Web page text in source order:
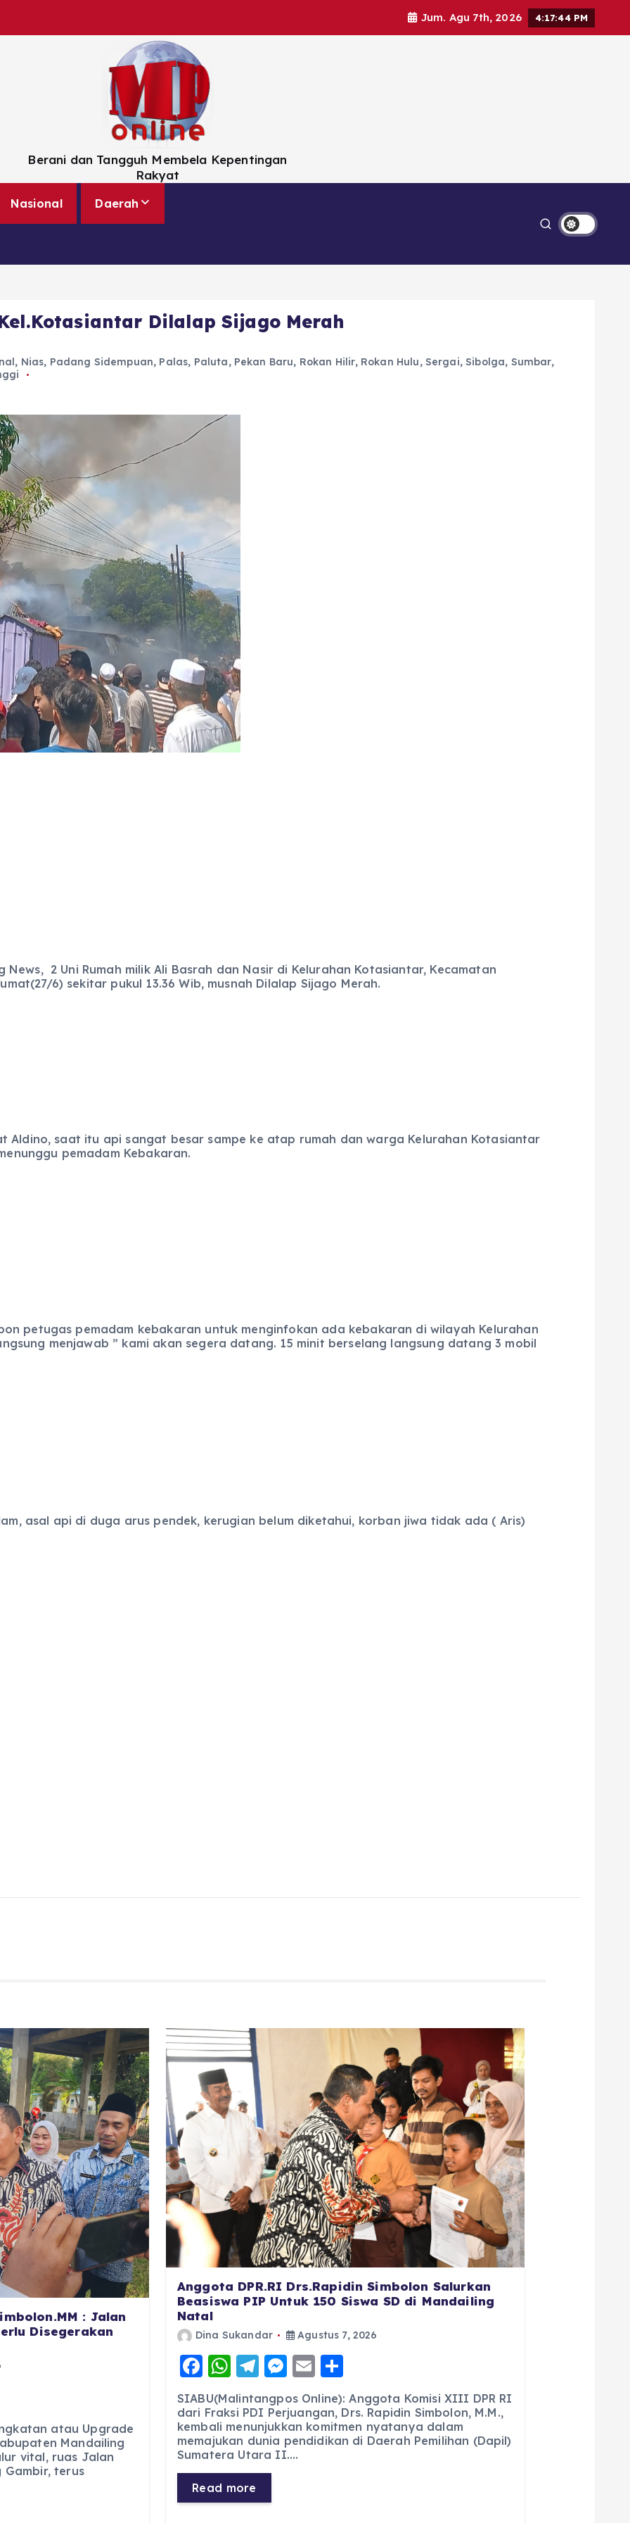
Jum. Agu 7th, 2026 4:17:45 PM
Berani dan Tangguh Membela Kepentingan
Rakyat
Nasional Daerah
Dilalap Sijago Merah
, Nias, Padang Sidempuan, Palas, Paluta, Pekan Baru, Rokan Hilir, Rokan Hulu, Sergai,Sibolga, Sumbar,
News, 2 Uni Rumah milik Ali Basrah dan Nasir di Kelurahan Kotasiantar, Kecamatan
6) sekitar pukul 13.36 Wib, musnah Dilalap Sijago Merah.
saat itu api sangat besar sampe ke atap rumah dan warga Kelurahan Kotasiantar
pemadam Kebakaran.
petugas pemadam kebakaran untuk menginfokan ada kebakaran di wilayah Kelurahan
menjawab ” kami akan segera datang. 15 minit berselang langsung datang 3 mobil
asal api di duga arus pendek, kerugian belum diketahui, korban jiwa tidak ada ( Aris)
: Jalan
Disegerakan
atau Upgrade
Mandailing
vital, ruas Jalan
Gambir, terus
Anggota DPR.RI Drs.Rapidin Simbolon Salurkan
Beasiswa PIP Untuk 150 Siswa SD di Mandailing
Natal
Dina Sukandar Agustus 7, 2026
F
a
c
e
b
o
o
W
h
a
ts
A
p
p
T
e
g
r
a
m
M
ss
e
n
E
m
ai
l
h
a
re
SIABU(Malintangpos Online): Anggota Komisi XIII DPR RI
dari Fraksi PDI Perjuangan, Drs. Rapidin Simbolon, M.M.,
kembali menunjukkan komitmen nyatanya dalam
memajukan dunia pendidikan di Daerah Pemilihan (Dapil)
Sumatera Utara II.…
Read more